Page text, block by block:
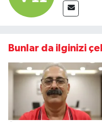
Bunlar da ilginizi